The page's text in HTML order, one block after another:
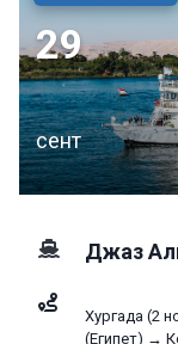
29
сент
Джаз
Хургада (2
(Египет) →